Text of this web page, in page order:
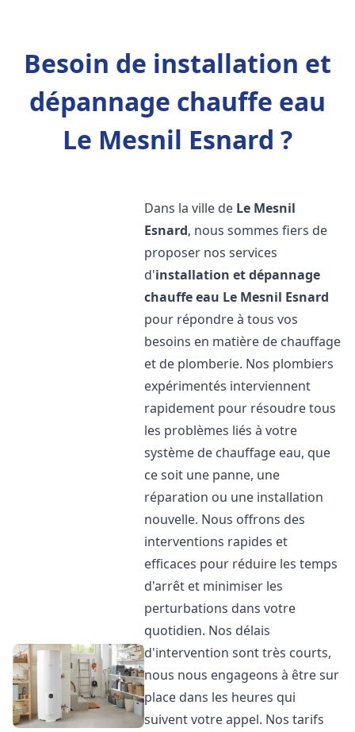
Besoin de installation et
dépannage chauffe eau
Le Mesnil Esnard ?
Dans la ville de Le Mesnil
Esnard, nous sommes fiers de
proposer nos services
d'installation et dépannage
chauffe eau Le Mesnil Esnard
pour répondre à tous vos
besoins en matière de chauffage
et de plomberie. Nos plombiers
expérimentés interviennent
rapidement pour résoudre tous
les problèmes liés à votre
système de chauffage eau, que
ce soit une panne, une
réparation ou une installation
nouvelle. Nous offrons des
interventions rapides et
efficaces pour réduire les temps
d'arrêt et minimiser les
perturbations dans votre
quotidien. Nos délais
d'intervention sont très courts,
nous nous engageons à être sur
place dans les heures qui
suivent votre appel. Nos tarifs